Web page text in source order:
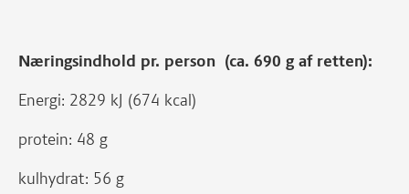
Næringsindhold pr. person (ca. 690 g af retten):
Energi: 2829 kJ (674 kcal)
protein: 48 g
kulhydrat: 56 g